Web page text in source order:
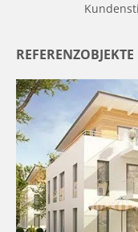
REFERENZOBJEKTE